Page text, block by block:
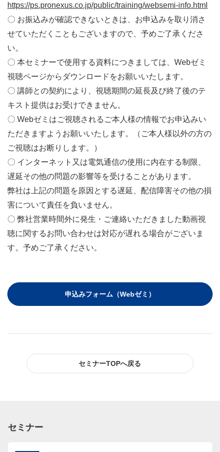
https://ps.pronexus.co.jp/public/training/websemi-info.html
〇 お振込みが確認できないときは、お申込みを取り消さ
せていただくこともございますので、予めご了承くださ
い。
〇 本セミナーで使用する資料につきましては、 Webゼミ
視聴ページからダウンロードをお願いいたします。
〇 講師との契約により、視聴期間の延長及び終了後のテ
キスト提供はお受けできません。
〇 Webゼミはご視聴されるご本人様の情報でお申込みい
ただきますようお願いいたします。（ご本人様以外の方の
ご視聴はお断りします。）
〇 インターネット又は電気通信の使用に内在する制限、
遅延その他の問題の影響等を受けることがあります。
弊社は上記の問題を原因とする遅延、配信障害その他の損
害について責任を負いません。
〇 弊社営業時間外に発生・ご連絡いただきました動画視
聴に関するお問い合わせは対応が遅れる場合がございま
す。予めご了承ください。
申込みフォーム（Webゼミ）
セミナーTOPへ戻る
セミナー